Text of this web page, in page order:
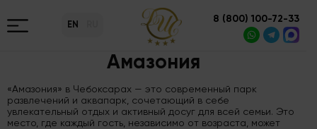
8 (800) 100-72-33
EN
Амазония
«Амазония» в Чебоксарах — это современный парк
развлечений и аквапарк, сочетающий в себе
увлекательный отдых и активный досуг для всей семьи. Это
место, где каждый гость, независимо от возраста, может